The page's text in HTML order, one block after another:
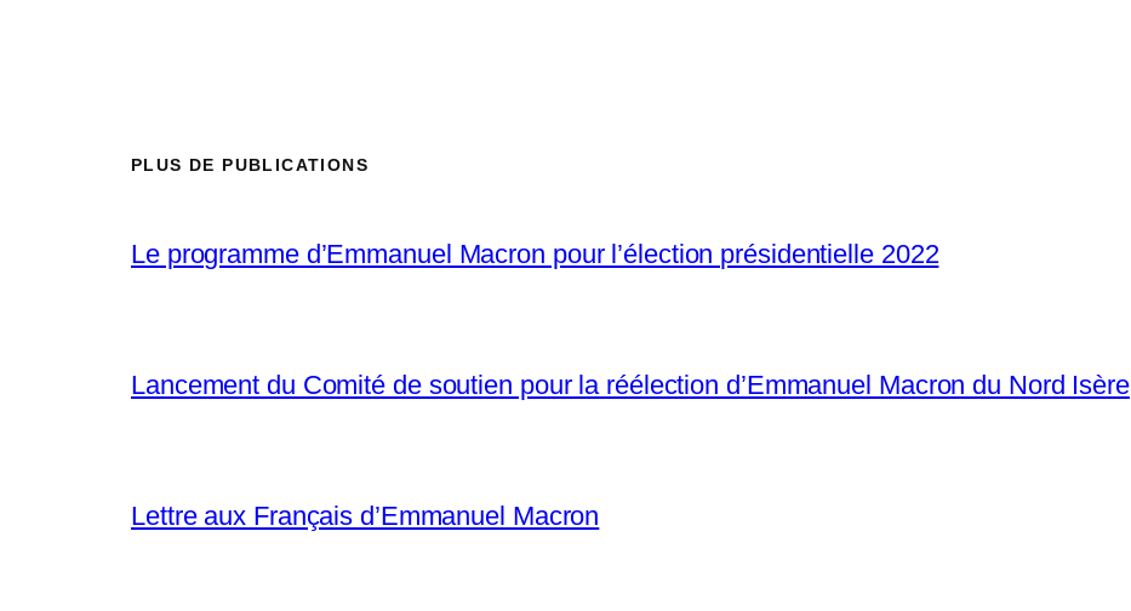
PLUS DE PUBLICATIONS
Le programme d’Emmanuel Macron pour l’élection présidentielle 2022
Lancement du Comité de soutien pour la réélection d’Emmanuel Macron du Nord Isère
Lettre aux Français d’Emmanuel Macron